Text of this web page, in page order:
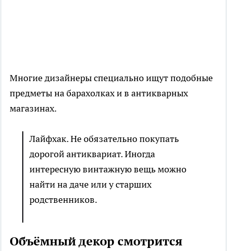
Многие дизайнеры специально ищут подобные
предметы на барахолках и в антикварных
магазинах.
Лайфхак. Не обязательно покупать
дорогой антиквариат. Иногда
интересную винтажную вещь можно
найти на даче или у старших
родственников.
Объёмный декор смотрится